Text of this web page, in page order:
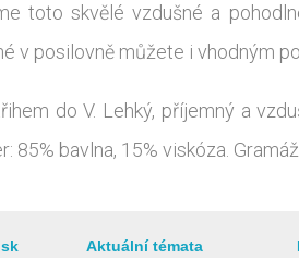
toto skvělé vzdušné a
v posilovně můžete i vhodným
do V. Lehký, příjemný a
85% bavlna, 15% viskóza.
Aktuální témata